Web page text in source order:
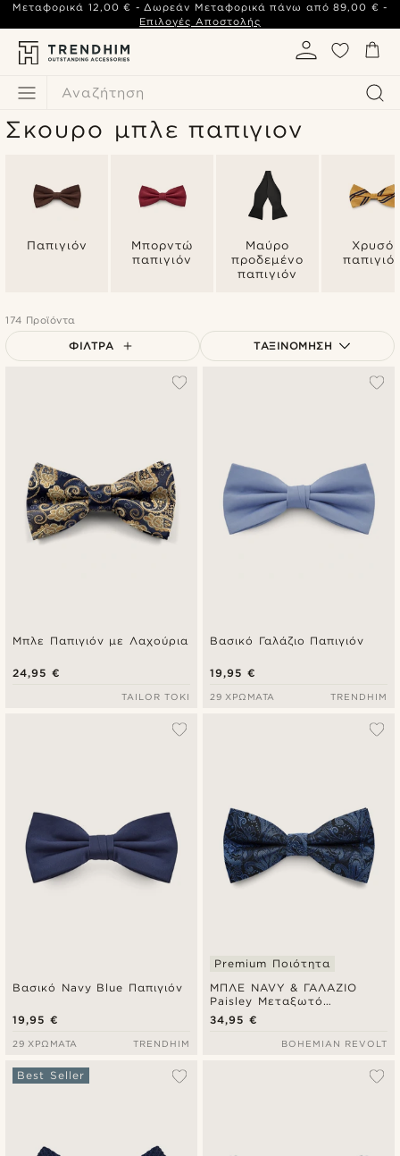
Αναζήτηση
Μεταφορικά 12,00 € - Δωρεάν Μεταφορικά πάνω από 89,00 € -
Επιλογές Αποστολής
Σκουρο μπλε παπιγιον
Παπιγιόν
Μπορντώ
παπιγιόν
Μαύρο
προδεμένο
παπιγιόν
Χρυσό
174 Προϊόντα
ΦΊΛΤΡΑ ΤΑΞΙΝΌΜΗΣΗ
Μπλε Παπιγιόν με Λαχούρια
24,95 €
TAILOR TOKI
Βασικό Γαλάζιο Παπιγιόν
19,95 €
29 ΧΡΏΜΑΤΑ TRENDHIM
Βασικό Navy Blue Παπιγιόν
19,95 €
29 ΧΡΏΜΑΤΑ TRENDHIM
ΜΠΛΕ NAVY & ΓΑΛΑΖΙΟ
Paisley Μεταξωτό
Προδεμένο Παπιγιόν
Premium Ποιότητα
34,95 €
BOHEMIAN REVOLT
Best Seller